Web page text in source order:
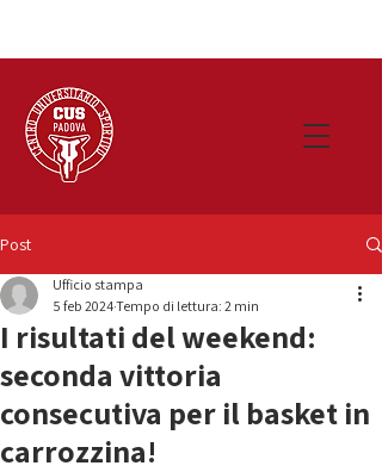
Post
I risultati del weekend:
seconda vittoria
consecutiva per il basket in
carrozzina!
Ufficio stampa
5 feb 2024Tempo di lettura: 2 min